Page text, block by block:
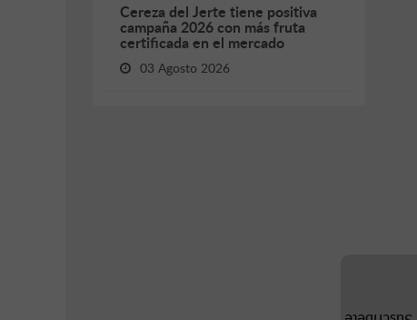
Cereza del Jerte tiene positiva
campaña 2026 con más fruta
certificada en el mercado
03 Agosto 2026